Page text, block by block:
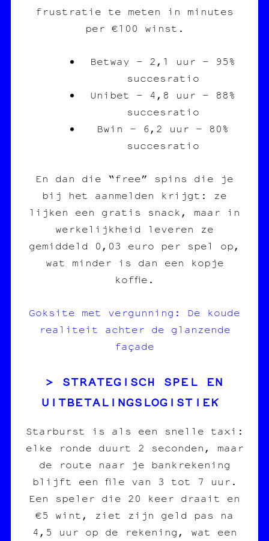
frustratie te meten in minutes
per €100 winst.
Betway – 2,1 uur – 95%
succesratio
Unibet – 4,8 uur – 88%
succesratio
Bwin – 6,2 uur – 80%
succesratio
En dan die “free” spins die je
bij het aanmelden krijgt: ze
lijken een gratis snack, maar in
werkelijkheid leveren ze
gemiddeld 0,03 euro per spel op,
wat minder is dan een kopje
koffie.
Goksite met vergunning: De koude
realiteit achter de glanzende
façade
STRATEGISCH SPEL EN
UITBETALINGSLOGISTIEK
Starburst is als een snelle taxi:
elke ronde duurt 2 seconden, maar
de route naar je bankrekening
blijft een file van 3 tot 7 uur.
Een speler die 20 keer draait en
€5 wint, ziet zijn geld pas na
4,5 uur op de rekening, wat een